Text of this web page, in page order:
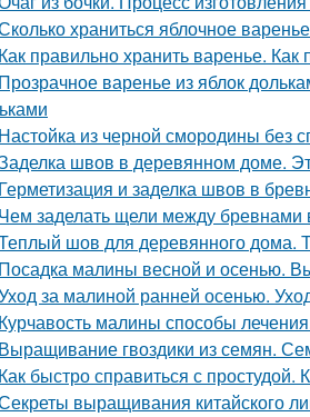
храниться яблочное
Как правильно хранить варенье.
Прозрачное варенье из яблок
Настойка из черной смородины без
швов в деревянном доме.
Герметизация и заделка швов в
Чем заделать щели между бревнами
шов для деревянного дома.
Посадка малины весной и осенью.
за малиной ранней осенью.
Курчавость малины способы
Выращивание гвоздики из семян.
Как быстро справиться с
выращивания китайского